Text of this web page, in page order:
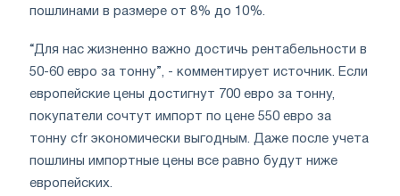
пошлинами в размере от 8% до 10%.
“Для нас жизненно важно достичь рентабельности в
50-60 евро за тонну”, - комментирует источник. Если
европейские цены достигнут 700 евро за тонну,
покупатели сочтут импорт по цене 550 евро за
тонну cfr экономически выгодным. Даже после учета
пошлины импортные цены все равно будут ниже
европейских.